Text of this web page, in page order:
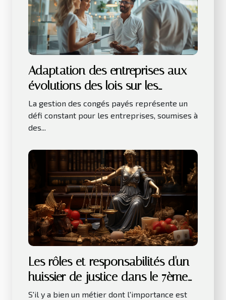
Adaptation des entreprises aux
évolutions des lois sur les
congés payés
La gestion des congés payés représente un
défi constant pour les entreprises, soumises à
des...
Les rôles et responsabilités d'un
huissier de justice dans le 7ème
arrondissement de Paris
S'il y a bien un métier dont l'importance est